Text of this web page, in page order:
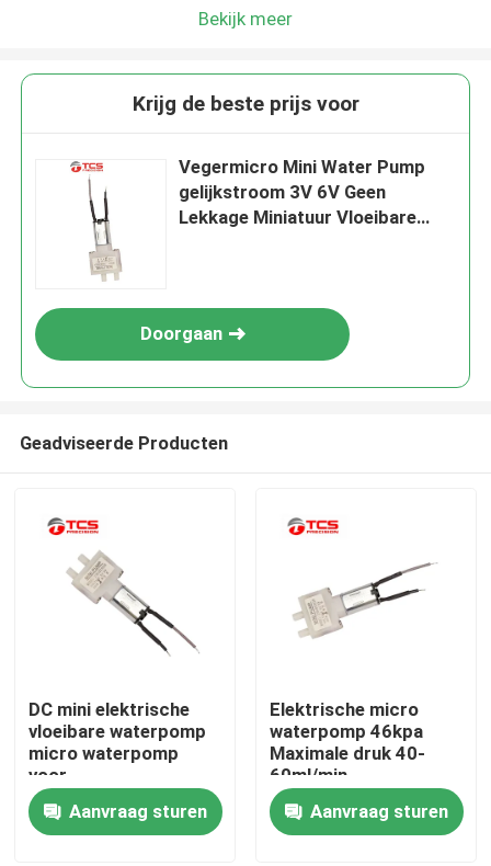
Producten
VR-show
Bekijk meer
Krijg de beste prijs voor
Vegermicro Mini Water Pump
gelijkstroom 3V 6V Geen
Lekkage Miniatuur Vloeibare
Doorgaan
Geadviseerde Producten
DC mini elektrische
vloeibare waterpomp
micro waterpomp
voor
koffiezetapparaat
Aanvraag sturen
Elektrische micro
waterpomp 46kpa
Maximale druk 40-
60ml/min
Stroomdoeltreffendheid
Aanvraag sturen